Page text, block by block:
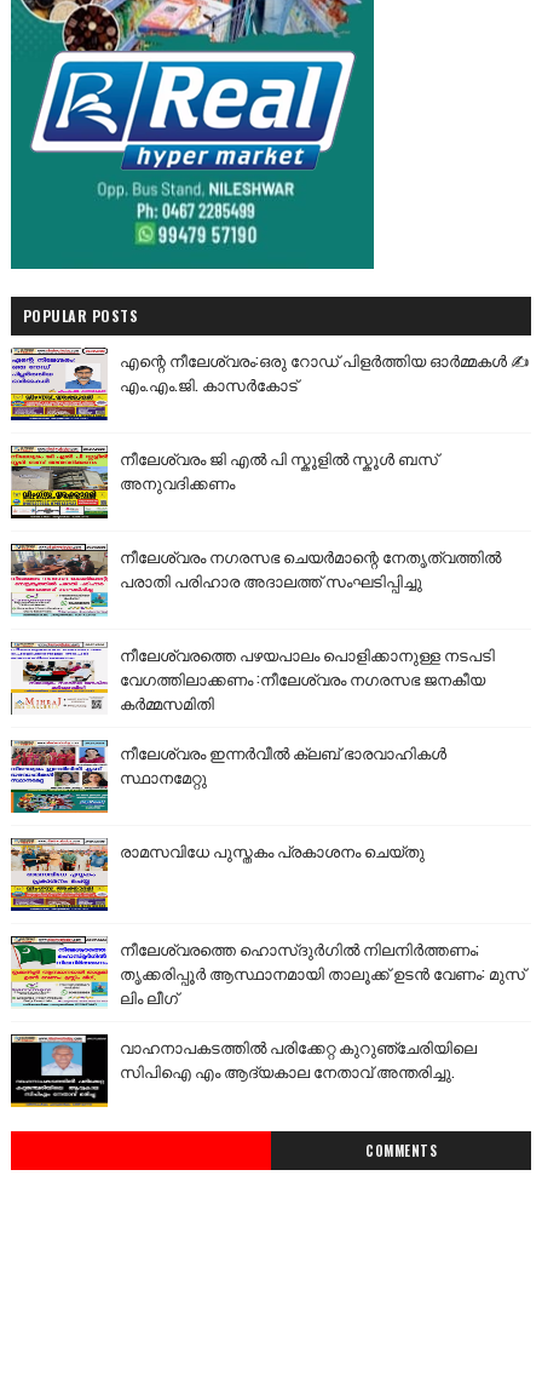
POPULAR POSTS
എന്റെ നീലേശ്വരം:ഒരു റോഡ് പിളർത്തിയ ഓർമ്മകൾ ✍️
എം.എം.ജി. കാസർകോട്
നീലേശ്വരം ജി എൽ പി സ്കൂളിൽ സ്കൂൾ ബസ്
അനുവദിക്കണം
നീലേശ്വരം നഗരസഭ ചെയർമാന്റെ നേതൃത്വത്തിൽ
പരാതി പരിഹാര അദാലത്ത് സംഘടിപ്പിച്ചു
നീലേശ്വരത്തെ പഴയപാലം പൊളിക്കാനുള്ള നടപടി
വേഗത്തിലാക്കണം :നീലേശ്വരം നഗരസഭ ജനകീയ
കർമ്മസമിതി
നീലേശ്വരം ഇന്നർവീൽ ക്ലബ് ഭാരവാഹികൾ
സ്ഥാനമേറ്റു
രാമസവിധേ പുസ്തകം പ്രകാശനം ചെയ്തു
നീലേശ്വരത്തെ ഹൊസ്ദുർഗിൽ നിലനിർത്തണം;
തൃക്കരിപ്പൂർ ആസ്ഥാനമായി താലൂക്ക് ഉടൻ വേണം: മുസ്
ലിം ലീഗ്
വാഹനാപകടത്തിൽ പരിക്കേറ്റ കുറുഞ്ചേരിയിലെ
സിപിഐ എം ആദ്യകാല നേതാവ് അന്തരിച്ചു.
COMMENTS